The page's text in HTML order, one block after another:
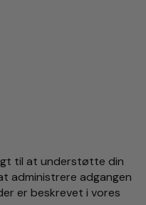
til at understøtte din
administrere adgangen
er beskrevet i vores